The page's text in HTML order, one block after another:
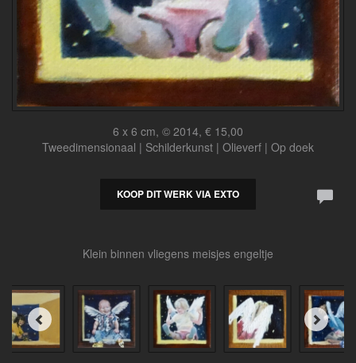
6 x 6 cm, © 2014, € 15,00
Tweedimensionaal | Schilderkunst | Olieverf | Op doek
KOOP DIT WERK VIA EXTO
Klein binnen vliegens meisjes engeltje